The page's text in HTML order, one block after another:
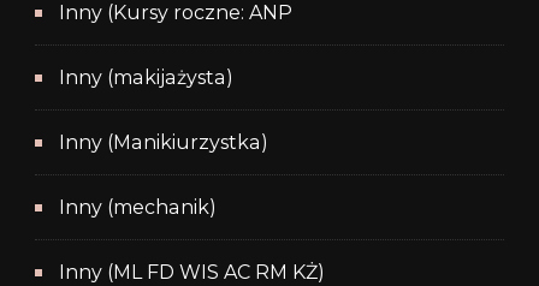
Inny (Kursy roczne: ANP
Inny (makijażysta)
Inny (Manikiurzystka)
Inny (mechanik)
Inny (ML FD WIS AC RM KŻ)